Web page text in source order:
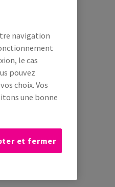
navigation
le cas
pouvez
choix. Vos
une bonne
et fermer